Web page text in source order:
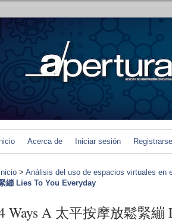
Acerca de Iniciar sesión Registrarse
Inicio > Análisis del uso de espacios virtuales en
繃 Lies To You Everyday
Ways A 太平按摩放鬆緊繃